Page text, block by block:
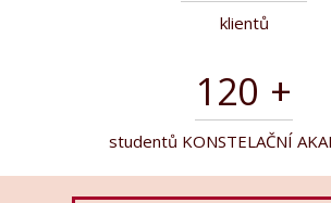
klientů
120 +
studentů KONSTELAČNÍ